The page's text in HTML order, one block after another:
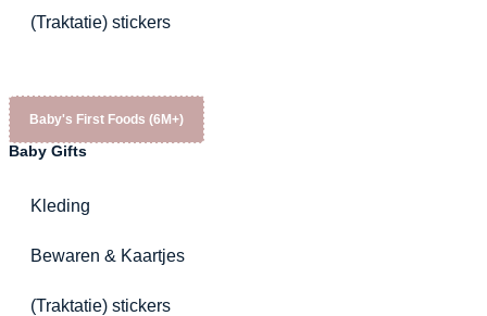
(Traktatie) stickers
Baby's First Foods (6M+)
Baby Gifts
Kleding
Bewaren & Kaartjes
(Traktatie) stickers